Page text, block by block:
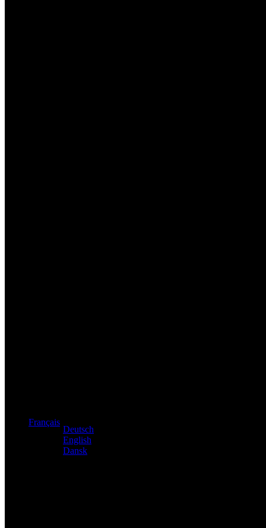
Français
Deutsch
English
Dansk